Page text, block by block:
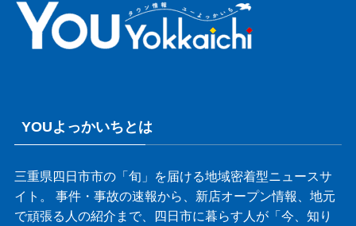
YOUよっかいちとは
三重県四日市市の「旬」を届ける地域密着型ニュースサ
イト。 事件・事故の速報から、新店オープン情報、地元
で頑張る人の紹介まで、四日市に暮らす人が「今、知り